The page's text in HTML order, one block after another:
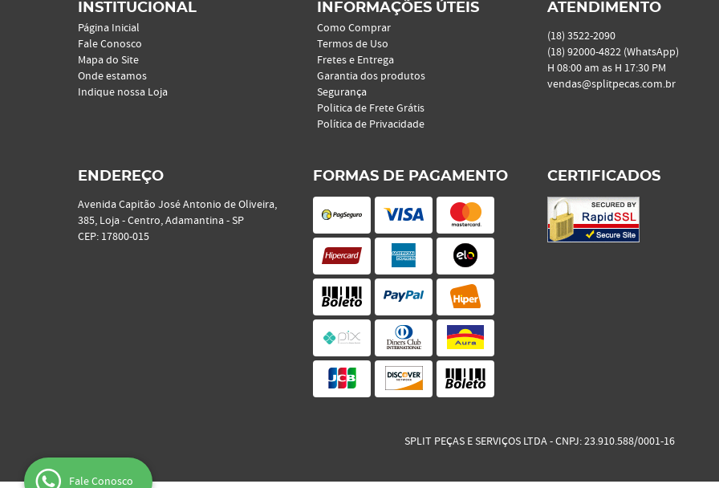
INSTITUCIONAL
Página Inicial
Fale Conosco
Mapa do Site
Onde estamos
Indique nossa Loja
INFORMAÇÕES ÚTEIS
Como Comprar
Termos de Uso
Fretes e Entrega
Garantia dos produtos
Segurança
Politica de Frete Grátis
Política de Privacidade
ATENDIMENTO
(18) 3522-2090
(18) 92000-4822 (WhatsApp)
H 08:00 am as H 17:30 PM
vendas@splitpecas.com.br
ENDEREÇO
Avenida Capitão José Antonio de Oliveira,
385, Loja-Centro, Adamantina-SP
CEP: 17800-015
FORMAS DE PAGAMENTO CERTIFICADOS
SPLIT PEÇAS E SERVIÇOS LTDA CNPJ: 23.910.588/0001-16
Fale Conosco